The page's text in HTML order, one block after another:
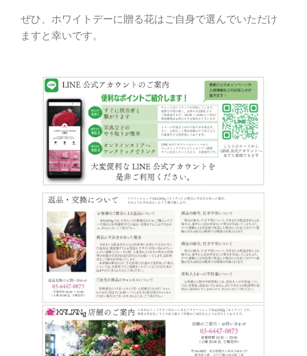
ぜひ、ホワイトデーに贈る花はご自身で選んでいただけ
ますと幸いです。